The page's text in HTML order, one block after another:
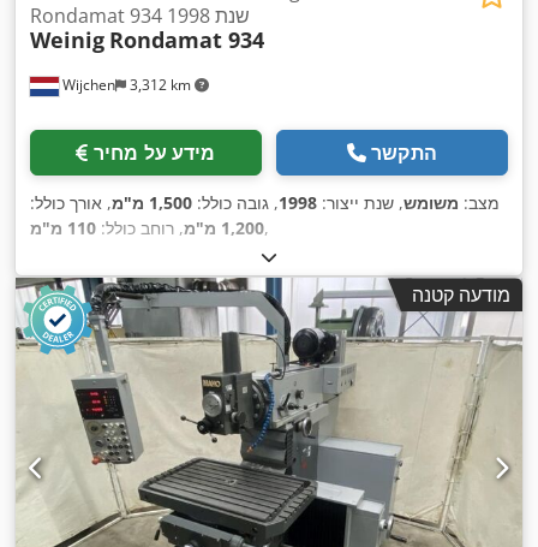
Wijchen 3,312 km
Rondamat 934 שנת 1998
Weinig Rondamat 934
מידע על מחיר התקשר
מצב: משומש, שנת ייצור: 1998, גובה כולל: 1,500 מ"מ
, אורך כולל:
1,200 מ"מ
, רוחב כולל: 110 מ"מ ,
מודעה קטנה